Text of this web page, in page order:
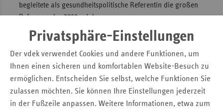
Privatsphäre-Einstellungen
Der vdek verwendet Cookies und andere Funktionen, um
Ihnen einen sicheren und komfortablen Website-Besuch zu
ermöglichen. Entscheiden Sie selbst, welche Funktionen Sie
zulassen möchten. Sie können Ihre Einstellungen jederzeit
in der Fußzeile anpassen. Weitere Informationen, etwa zum
begleitete als gesundheitspolitische Referentin die großen
Reformen der 2000er Jahre.
2018 rief sie gemeinsam mit vier weiteren Frauen die
Initiative „Spitzenfrauen Gesundheit“ ins Leben und
gründete 2020 den gleichnamigen Verein. Seither setzt sie
sich als Co-Vorsitzende ehrenamtlich für die
Gleichberechtigung von Frauen und Männern bei der
Gestaltung des Gesundheitswesens und die Erhöhung des
Anteils von Frauen an Spitzenpositionen ein.